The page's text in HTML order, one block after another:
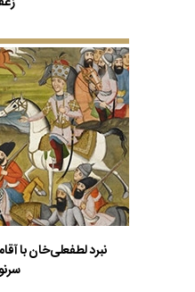
نبرد لطفعلی‌خان با